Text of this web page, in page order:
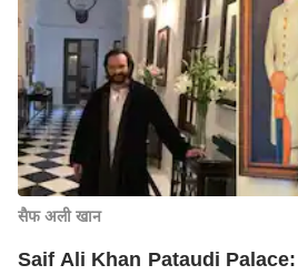
सैफ अली खान
Saif Ali Khan Pataudi Palace: